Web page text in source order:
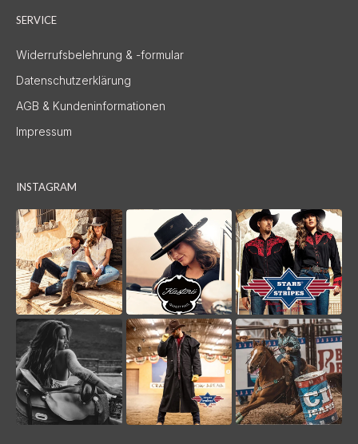
SERVICE
Widerrufsbelehrung & -formular
Datenschutzerklärung
AGB & Kundeninformationen
Impressum
INSTAGRAM